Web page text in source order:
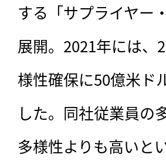
する「サプライヤー
展開。2021年には、
様性確保に50億米ド
した。同社従業員の
多様性よりも高いとい